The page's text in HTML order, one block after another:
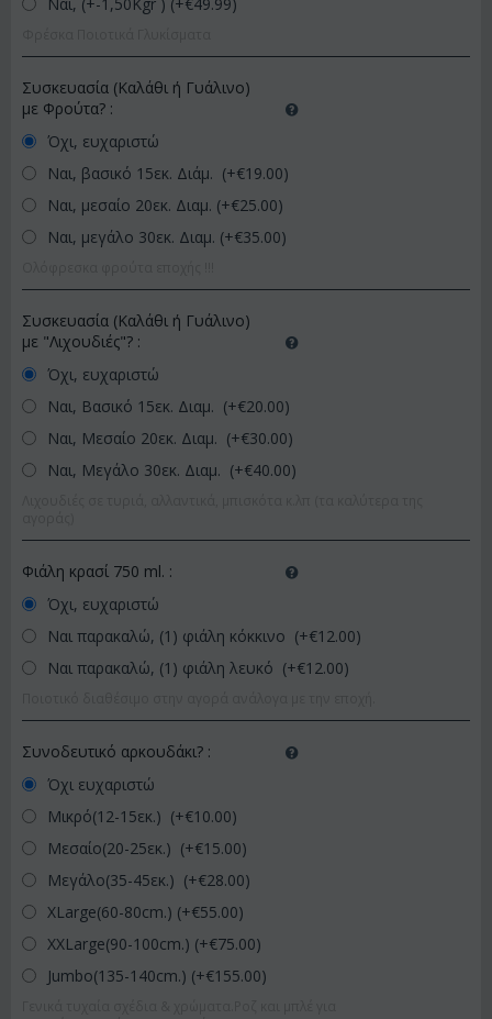
Συσκευασία (Καλάθι ή Γυάλινο)
με Φρούτα? :
Όχι, ευχαριστώ
Ναι, βασικό 15εκ. Διάμ. (+€19.00)
Ναι, μεσαίο 20εκ. Διαμ. (+€25.00)
Ναι, μεγάλο 30εκ. Διαμ. (+€35.00)
Συσκευασία (Καλάθι ή Γυάλινο)
με "Λιχουδιές"? :
Όχι, ευχαριστώ
Ναι, Βασικό 15εκ. Διαμ. (+€20.00)
Ναι, Μεσαίο 20εκ. Διαμ. (+€30.00)
Ναι, Μεγάλο 30εκ. Διαμ. (+€40.00)
Φιάλη κρασί 750 ml. :
Όχι, ευχαριστώ
Ναι παρακαλώ, (1) φιάλη κόκκινο (+€12.00)
Ναι παρακαλώ, (1) φιάλη λευκό (+€12.00)
Συνοδευτικό αρκουδάκι? :
Όχι ευχαριστώ
Μικρό(12-15εκ.) (+€10.00)
Μεσαίο(20-25εκ.) (+€15.00)
Μεγάλο(35-45εκ.) (+€28.00)
XLarge(60-80cm.) (+€55.00)
XXLarge(90-100cm.) (+€75.00)
Jumbo(135-140cm.) (+€155.00)